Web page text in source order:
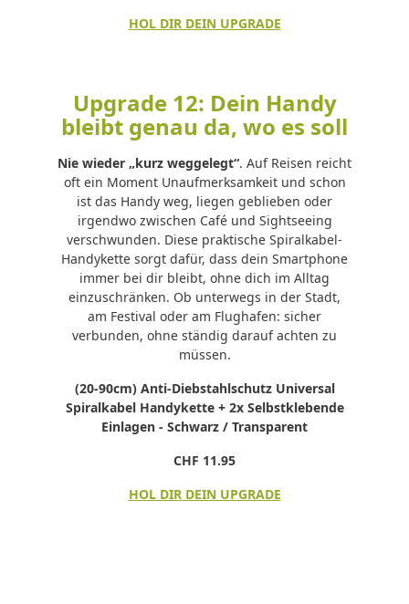
HOL DIR DEIN UPGRADE
Upgrade 12: Dein Handy
bleibt genau da, wo es soll
Nie wieder „kurz weggelegt“. Auf Reisen reicht
oft ein Moment Unaufmerksamkeit und schon
ist das Handy weg, liegen geblieben oder
irgendwo zwischen Café und Sightseeing
verschwunden. Diese praktische Spiralkabel-
Handykette sorgt dafür, dass dein Smartphone
immer bei dir bleibt, ohne dich im Alltag
einzuschränken. Ob unterwegs in der Stadt,
am Festival oder am Flughafen: sicher
verbunden, ohne ständig darauf achten zu
müssen.
(20-90cm) Anti-Diebstahlschutz Universal
Spiralkabel Handykette + 2x Selbstklebende
Einlagen - Schwarz / Transparent
CHF 11.95
HOL DIR DEIN UPGRADE